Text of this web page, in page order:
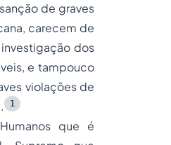
de graves
carecem de
dos
e tampouco
violações de
1
que é